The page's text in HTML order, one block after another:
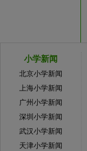
小学新闻
北京小学新闻
上海小学新闻
广州小学新闻
深圳小学新闻
武汉小学新闻
天津小学新闻